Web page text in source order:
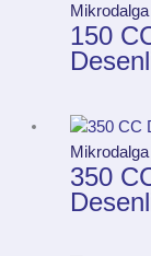
Mikrodalga
150
Mikrodalga
350